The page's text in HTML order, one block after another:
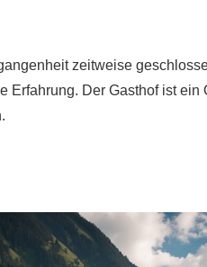
zeitweise
Der Gasthof ist ein